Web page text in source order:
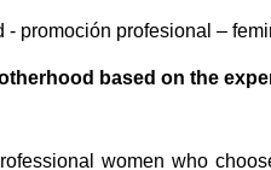
promoción profesional –
based on the
women who